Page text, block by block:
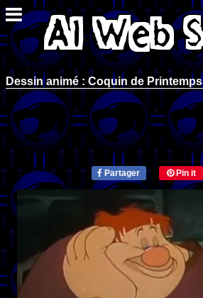
Dessin animé : Coquin de Printemps
Partager Pin it